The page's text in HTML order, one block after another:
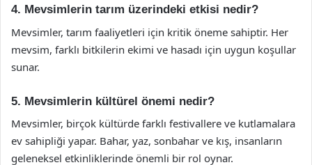
4. Mevsimlerin tarım üzerindeki etkisi nedir?
Mevsimler, tarım faaliyetleri için kritik öneme sahiptir. Her
mevsim, farklı bitkilerin ekimi ve hasadı için uygun koşullar
sunar.
5. Mevsimlerin kültürel önemi nedir?
Mevsimler, birçok kültürde farklı festivallere ve kutlamalara
ev sahipliği yapar. Bahar, yaz, sonbahar ve kış, insanların
geleneksel etkinliklerinde önemli bir rol oynar.